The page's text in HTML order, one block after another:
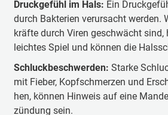
Druck­ge­fühl im Hals: Ein
durch Bak­te­rien ver­ur­sa­cht wer­den.
kräf­te durch Vi­ren ge­schwächt sind,
leich­tes Spiel und kön­nen die
Schluck­be­schwer­den: Star­ke
mit Fie­ber, Kopf­schmer­zen und
hen, kön­nen Hin­weis auf eine
zün­dung sein.